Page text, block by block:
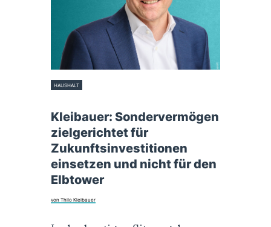
HAUSHALT
Kleibauer: Sondervermögen
zielgerichtet für
Zukunftsinvestitionen
einsetzen und nicht für den
Elbtower
von Thilo Kleibauer